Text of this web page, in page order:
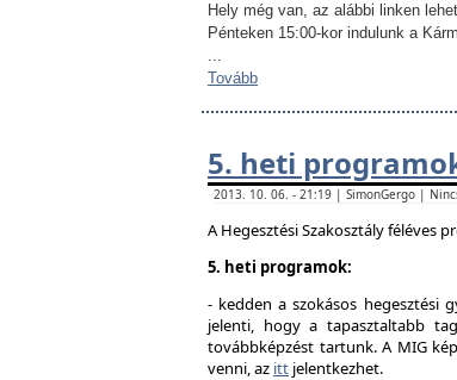
Hely még van, az alábbi linken
Pénteken 15:00-kor indulunk a
...
Tovább
5. heti
2013. 10. 06. - 21:19 | SimonGergo |
A Hegesztési Szakosztály féléves
5. heti programok:
- kedden a szokásos hegesztési
jelenti, hogy a tapasztaltabb
továbbképzést tartunk. A MIG
venni, az itt jelentkezhet.